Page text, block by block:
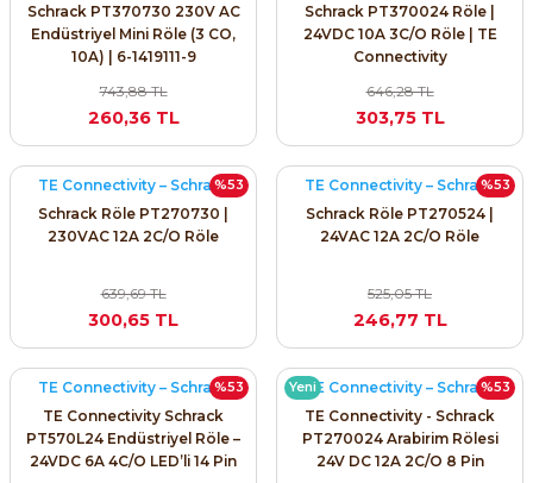
Yol Vericiler
SIMATIC Yazılım Paketleri
SIMOTION Hareket Kontrol Üniteleri
WinCC Unified Runtime Yazılımları
Schrack PT370730 230V AC
Endüstriyel Mini Röle (3 CO,
10A) | 6-1419111-9
743,88 TL
260,36 TL
Schrack PT370024 Röle |
24VDC 10A 3C/O Röle | TE
Connectivity
646,28 TL
303,75 TL
%53
TE Connectivity – Schrack
Schrack Röle PT270730 |
230VAC 12A 2C/O Röle
639,69 TL
300,65 TL
%53
TE Connectivity – Schrack
Schrack Röle PT270524 |
24VAC 12A 2C/O Röle
525,05 TL
246,77 TL
%53
TE Connectivity – Schrack
TE Connectivity Schrack
PT570L24 Endüstriyel Röle –
24VDC 6A 4C/O LED’li 14 Pin
Yeni %53
TE Connectivity – Schrack
TE Connectivity - Schrack
PT270024 Arabirim Rölesi
24V DC 12A 2C/O 8 Pin